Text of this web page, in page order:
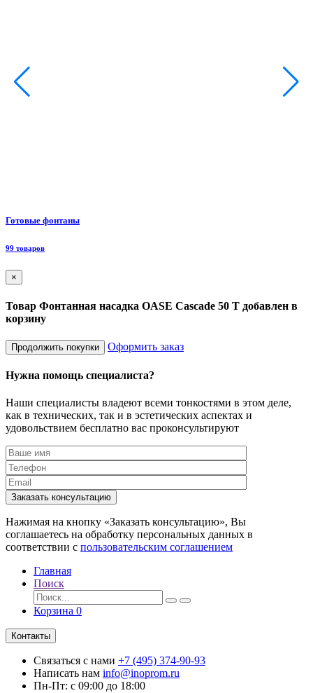
Готовые фонтаны
99 товаров
×
Товар Фонтанная насадка OASE Cascade 50 T добавлен в
корзину
Продолжить покупки Оформить заказ
Нужна помощь специалиста?
Наши специалисты владеют всеми тонкостями в этом деле,
как в технических, так и в эстетических аспектах и
удовольствием бесплатно вас проконсультируют
Заказать консультацию
Нажимая на кнопку «Заказать консультацию», Вы
соглашаетесь на обработку персональных данных в
соответствии с пользовательским соглашением
Главная
Поиск
Корзина 0
Контакты
Связаться с нами +7 (495) 374-90-93
Написать нам info@inoprom.ru
Пн-Пт: с 09:00 до 18:00